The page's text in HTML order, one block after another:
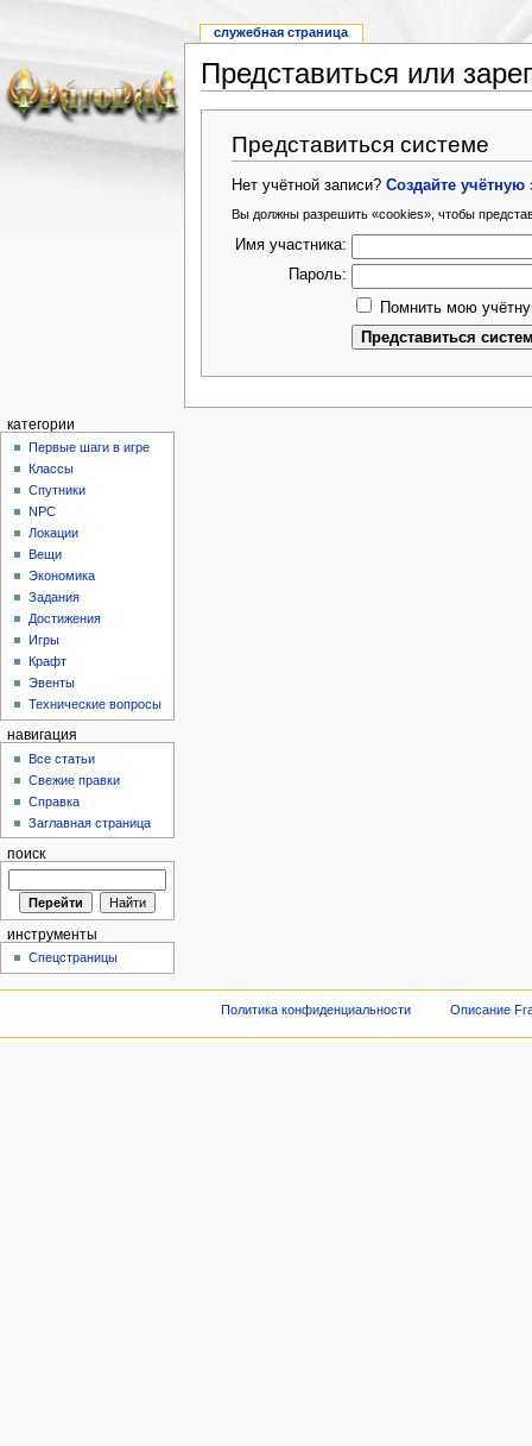
Представиться или
Представиться системе
Нет учётной записи?Создайте учётную
Вы должны разрешить «cookies», чтобы
Имя участника:
Пароль:
Помнить мою
служебная страница
категории
Первые шаги в игре
Классы
Спутники
NPC
Локации
Вещи
Экономика
Задания
Достижения
Игры
Крафт
Эвенты
Технические вопросы
навигация
Все статьи
Свежие правки
Справка
Заглавная страница
поиск
инструменты
Спецстраницы
Политика конфиденциальности Описание